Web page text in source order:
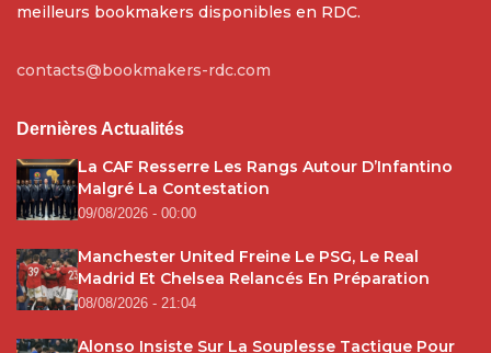
meilleurs bookmakers disponibles en RDC.
contacts@bookmakers-rdc.com
Dernières Actualités
La CAF Resserre Les Rangs Autour D’Infantino
Malgré La Contestation
09/08/2026 - 00:00
Manchester United Freine Le PSG, Le Real
Madrid Et Chelsea Relancés En Préparation
08/08/2026 - 21:04
Alonso Insiste Sur La Souplesse Tactique Pour